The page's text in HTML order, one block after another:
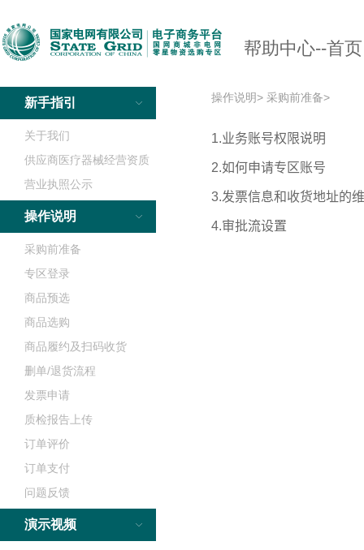
帮助中心--首页
新手指引
关于我们
供应商医疗器械经营资质
营业执照公示
操作说明
采购前准备
专区登录
商品预选
商品选购
商品履约及扫码收货
删单/退货流程
发票申请
质检报告上传
订单评价
订单支付
问题反馈
演示视频
操作说明> 采购前准备>